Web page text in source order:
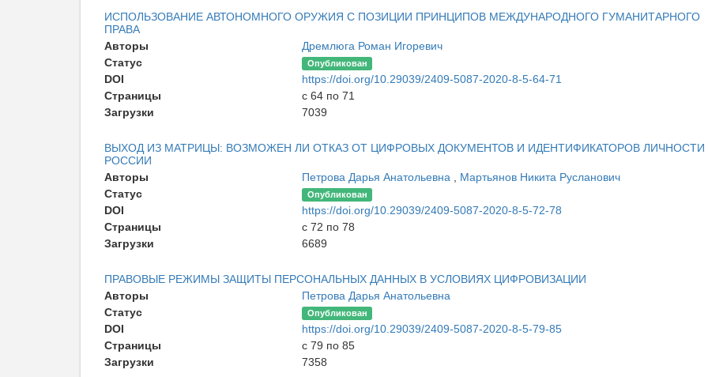
ИСПОЛЬЗОВАНИЕ АВТОНОМНОГО ОРУЖИЯ С ПОЗИЦИИ ПРИНЦИПОВ МЕЖДУНАРОДНОГО ГУМАНИТАРНОГО
ПРАВА
Авторы
Дремлюга Роман Игоревич
Статус
Опубликован
DOI
https://doi.org/10.29039/2409-5087-2020-8-5-64-71
Страницы
с 64 по 71
Загрузки
7039
ВЫХОД ИЗ МАТРИЦЫ: ВОЗМОЖЕН ЛИ ОТКАЗ ОТ ЦИФРОВЫХ ДОКУМЕНТОВ И ИДЕНТИФИКАТОРОВ ЛИЧНОСТИ
РОССИИ
Авторы
Петрова Дарья Анатольевна
Мартьянов Никита Русланович
Статус
Опубликован
DOI
https://doi.org/10.29039/2409-5087-2020-8-5-72-78
Страницы
с 72 по 78
Загрузки
6689
ПРАВОВЫЕ РЕЖИМЫ ЗАЩИТЫ ПЕРСОНАЛЬНЫХ ДАННЫХ В УСЛОВИЯХ ЦИФРОВИЗАЦИИ
Авторы
Петрова Дарья Анатольевна
Статус
Опубликован
DOI
https://doi.org/10.29039/2409-5087-2020-8-5-79-85
Страницы
с 79 по 85
Загрузки
7358